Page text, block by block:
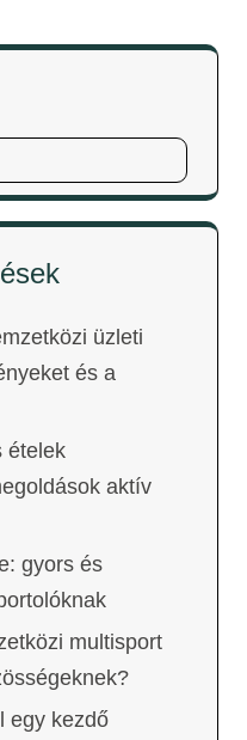
üzleti
és a
ételek
aktív
gyors és
multisport
egy kezdő